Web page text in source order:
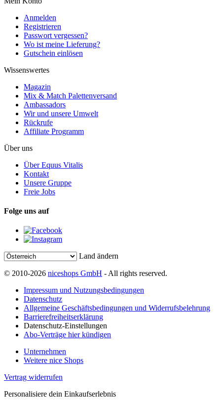
Anmelden
Registrieren
Passwort vergessen?
Wo ist meine Lieferung?
Gutschein einlösen
Wissenswertes
Magazin
Mix & Match Palettenversand
Ambassadors
Wir und unsere Umwelt
Rückrufe
Affiliate Programm
Über uns
Über Equus Vitalis
Kontakt
Unsere Gruppe
Freie Jobs
Folge uns auf
Land ändern
© 2010-2026 niceshops GmbH - All rights reserved.
Impressum und Nutzungsbedingungen
Datenschutz
Allgemeine Geschäftsbedingungen und Widerrufsbelehrung
Barrierefreiheitserklärung
Datenschutz-Einstellungen
Abo-Verträge hier kündigen
Unternehmen
Weitere nice Shops
Vertrag widerrufen
Personalisiere dein Einkaufserlebnis